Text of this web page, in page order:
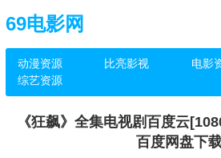
69电影网
动漫资源 比亮影视 电影
综艺资源
《狂飙》全集电视剧百度云
百度网盘下